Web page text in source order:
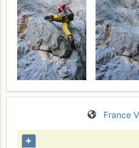
France
+